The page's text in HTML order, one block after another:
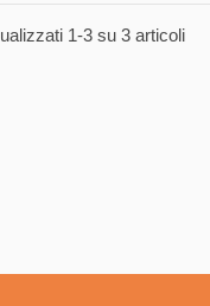
1-3 su 3 articoli